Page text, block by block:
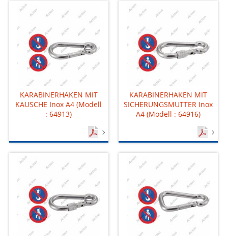
KARABINERHAKEN MIT
KAUSCHE Inox A4 (Modell
: 64913)
KARABINERHAKEN MIT
SICHERUNGSMUTTER Inox
A4 (Modell : 64916)